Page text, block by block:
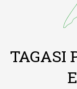
TAGASI